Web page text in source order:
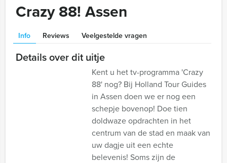
Crazy 88! Assen
Info Reviews Veelgestelde vragen
Details over dit uitje
Kent u het tv-programma 'Crazy
88' nog? Bij Holland Tour Guides
in Assen doen we er nog een
schepje bovenop! Doe tien
doldwaze opdrachten in het
centrum van de stad en maak van
uw dagje uit een echte
belevenis! Soms zijn de